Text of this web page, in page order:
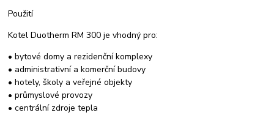
Použití
Kotel Duotherm RM 300 je vhodný pro:
• bytové domy a rezidenční komplexy
• administrativní a komerční budovy
• hotely, školy a veřejné objekty
• průmyslové provozy
• centrální zdroje tepla